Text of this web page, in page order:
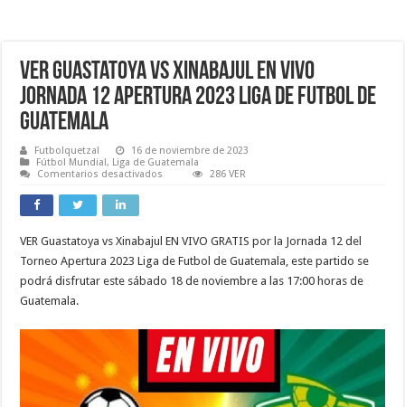
VER Guastatoya vs Xinabajul EN VIVO
Jornada 12 Apertura 2023 Liga de Futbol de
Guatemala
Futbolquetzal
16 de noviembre de 2023
Fútbol Mundial, Liga de Guatemala
Comentarios desactivados
VIVO
Jornada
12
Apertura
de
Guatemala
286 VER
VER Guastatoya vs Xinabajul EN VIVO GRATIS por la Jornada 12 del
Torneo Apertura 2023 Liga de Futbol de Guatemala, este partido se
podrá disfrutar este sábado 18 de noviembre a las 17:00 horas de
Guatemala.